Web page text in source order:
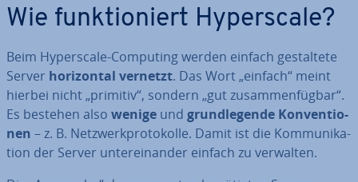
Wie funk­tio­niert Hy­pers­ca­le?
Beim Hy­pers­ca­le-Computing werden einfach ge­stal­te­te
Server ho­ri­zon­tal vernetzt. Das Wort „einfach“ meint
hierbei nicht „primitiv“, sondern „gut zu­sam­men­füg­bar“.
Es bestehen also wenige und grund­le­gen­de Kon­ven­tio­
nen – z. B. Netz­werk­pro­to­kol­le. Damit ist die Kom­mu­ni­ka­
ti­on der Server un­ter­ein­an­der einfach zu verwalten.